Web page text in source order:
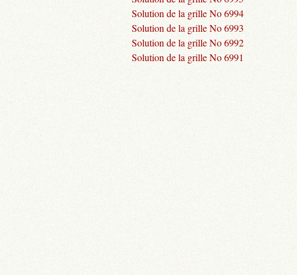
Solution de la grille No 6994
Solution de la grille No 6993
Solution de la grille No 6992
Solution de la grille No 6991